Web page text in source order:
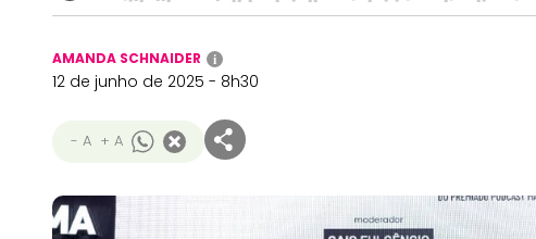
AMANDA SCHNAIDER i
12 de junho de 2025 - 8h30
- A + A